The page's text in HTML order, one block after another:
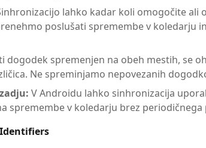
lahko kadar koli omogočite ali
poslušati spremembe v koledarju
dogodek spremenjen na obeh mestih, se
Ne spreminjamo nepovezanih
V Androidu lahko sinhronizacija
spremembe v koledarju brez periodičnega